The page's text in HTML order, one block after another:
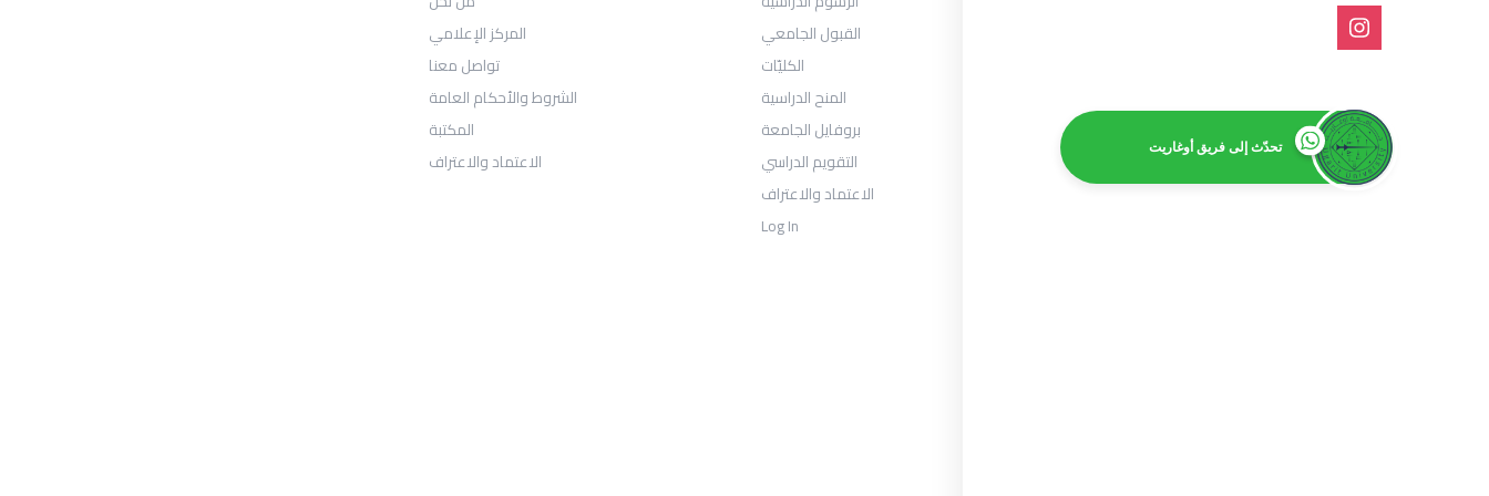
المركز الإعلامي
تواصل معنا
الشروط والأحكام العامة
المكتبة
الاعتماد والاعتراف
القبول الجامعي
الكليّات
المنح الدراسية
بروفايل الجامعة
التقويم الدراسي
الاعتماد والاعتراف
Log In
تحدّث إلى فريق أوغاريت